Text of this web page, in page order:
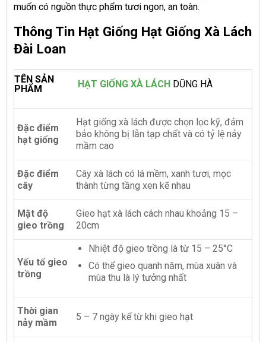
muốn có nguồn thực phẩm tươi ngon, an toàn.
Thông Tin Hạt Giống Hạt Giống Xà Lách
Đài Loan
TÊN SẢN
PHẨM
HẠT GIỐNG XÀ LÁCH DŨNG HÀ
Đặc điểm
hạt giống
Hạt giống xà lách được chọn lọc kỹ, đảm
bảo không bị lẫn tạp chất và có tỷ lệ nảy
mầm cao
Đặc điểm
cây
Cây xà lách có lá mềm, xanh tươi, mọc
thành từng tầng xen kẽ nhau
Mật độ
gieo trồng
Gieo hạt xà lách cách nhau khoảng 15 –
20cm
Yếu tố gieo
trồng
Nhiệt độ gieo trồng là từ 15 – 25°C
Có thể gieo quanh năm, mùa xuân và
mùa thu là lý tưởng nhất
Thời gian
nảy mầm
5 – 7 ngày kể từ khi gieo hạt